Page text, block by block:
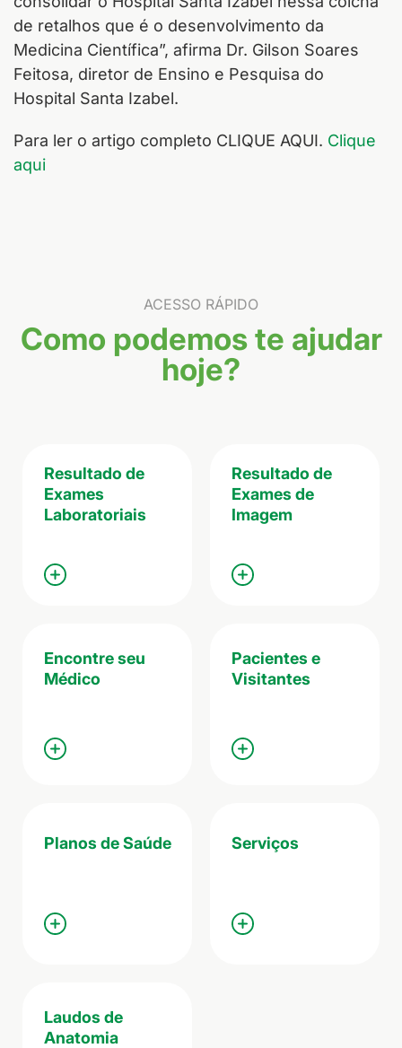
de retalhos que é o desenvolvimento da
Medicina Científica”, afirma Dr. Gilson Soares
Feitosa, diretor de Ensino e Pesquisa do
Hospital Santa Izabel.
Para ler o artigo completo CLIQUE AQUI. Clique
aqui
ACESSO RÁPIDO
Como podemos te ajudar
hoje?
Resultado de
Exames
Laboratoriais
Resultado de
Exames de
Imagem
Encontre seu
Médico
Pacientes e
Visitantes
Planos de Saúde Serviços
Laudos de
Anatomia